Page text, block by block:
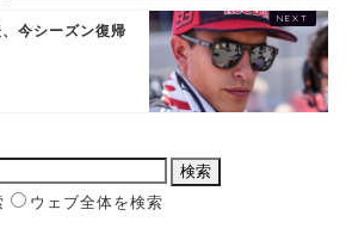
今シーズン復帰
ウェブ全体を検索